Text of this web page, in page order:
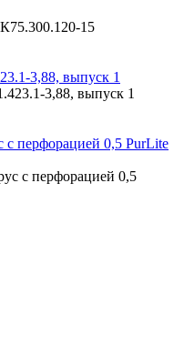
3,88, выпуск 1
с перфорацией 0,5 PurLite